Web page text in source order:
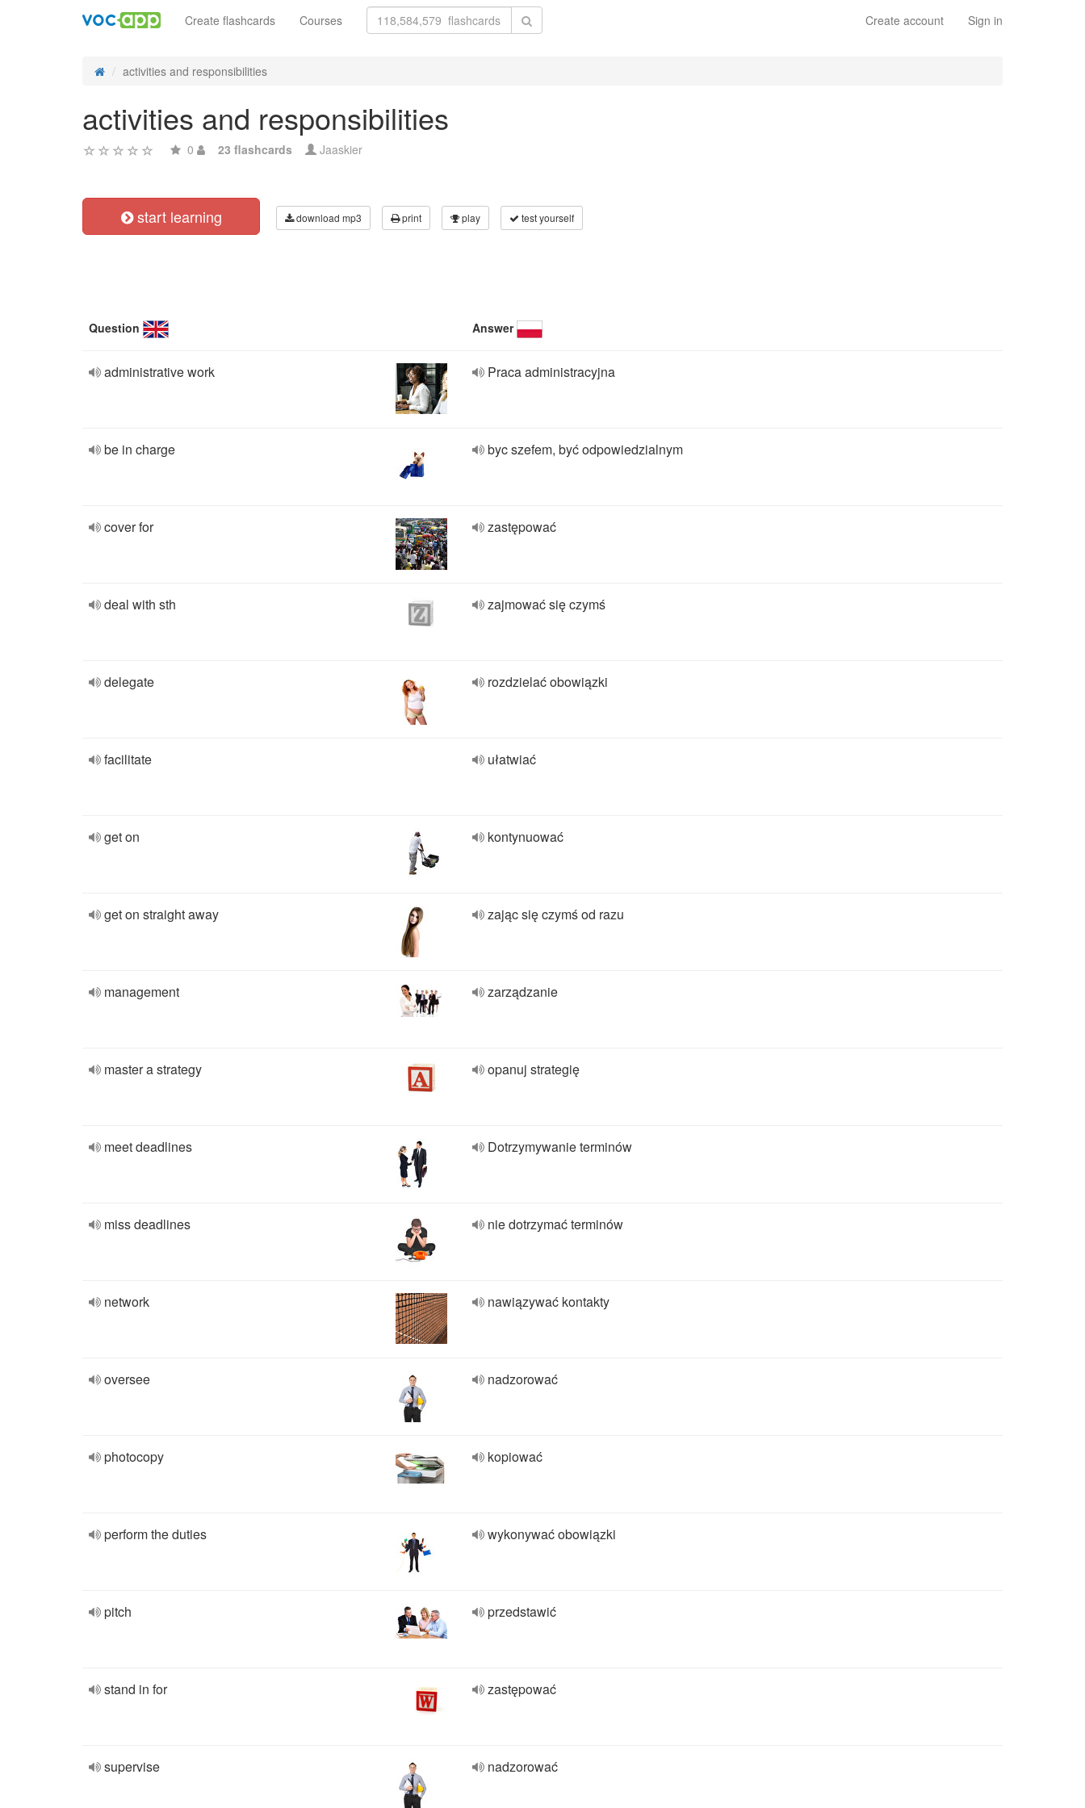
Create account Sign in
Create flashcards Courses
activities and responsibilities
activities and responsibilities
0 23 flashcards Jaaskier
start learning download mp3 print play test yourself
Question Answer
administrative work Praca administracyjna
be in charge byc szefem, być odpowiedzialnym
cover for zastępować
deal with sth zajmować się czymś
delegate rozdzielać obowiązki
facilitate ułatwiać
get on kontynuować
get on straight away zając się czymś od razu
management zarządzanie
master a strategy opanuj strategię
meet deadlines Dotrzymywanie terminów
miss deadlines nie dotrzymać terminów
network nawiązywać kontakty
oversee nadzorować
photocopy kopiować
perform the duties wykonywać obowiązki
pitch przedstawić
stand in for zastępować
supervise nadzorować